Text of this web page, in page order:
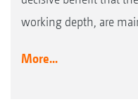
working depth, are
More...